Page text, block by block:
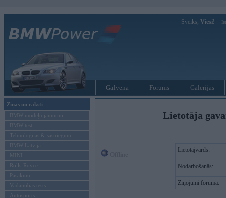
Sveiks, Viesi!
Galvenā Forums Galerijas
Ziņas un raksti
BMW modeļu jaunumi
BMW testi
Tehnoloģijas & sasniegumi
BMW Latvijā
MINI
Rolls-Royce
Pasākumi
Vadāmības tests
Autosports
Lietotāja
Lietotājvārds:
Nodarbošanās:
Ziņojumi forumā: